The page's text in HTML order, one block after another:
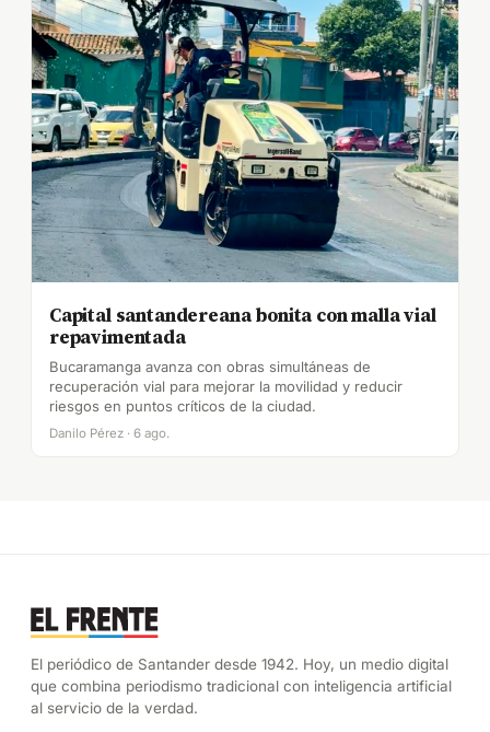
Capital santandereana bonita con malla vial
repavimentada
Bucaramanga avanza con obras simultáneas de
recuperación vial para mejorar la movilidad y reducir
riesgos en puntos críticos de la ciudad.
Danilo Pérez · 6 ago.
El periódico de Santander desde 1942. Hoy, un medio digital
que combina periodismo tradicional con inteligencia artificial
al servicio de la verdad.